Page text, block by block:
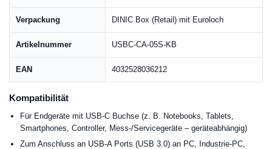
Verpackung DINIC Box (Retail) mit Euroloch
Artikelnummer USBC-CA-05S-KB
EAN 4032528036212
Kompatibilität
Für Endgeräte mit USB-C Buchse (z. B. Notebooks, Tablets,
Smartphones, Controller, Mess-/Servicegeräte – geräteabhängig)
Zum Anschluss an USB-A Ports (USB 3.0) an PC, Industrie-PC,